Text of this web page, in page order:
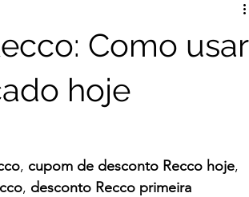
Como usar
hoje
, cupom de desconto Recco hoje,
, desconto Recco primeira